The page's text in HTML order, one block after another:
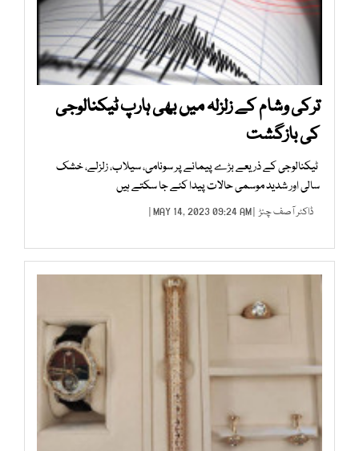
ترکی وشام کے زلزلہ میں بھی ہارپ ٹیکنالوجی
کی بازگشت
ٹیکنالوجی کے ذریعے بڑے پیمانے پر سونامی، سیلاب، زلزلے، خشک
سالی اور شدید موسمی حالات پیدا کئے جا سکتے ہیں
ڈاکٹر آصف چنڑ | MAY 14, 2023 09:24 AM |